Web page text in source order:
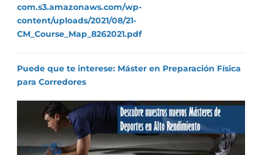
com.s3.amazonaws.com/wp-
content/uploads/2021/08/21-
CM_Course_Map_8262021.pdf
Puede que te interese: Máster en Preparación Física
para Corredores